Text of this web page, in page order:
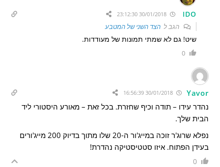
IDO
הגב להצד השני של המטבע
שיט! גם לא שמתי תמונות של מעודדות.
0
Yavor
נהדר עידו – תודה וכיף שחזרת. בכל זאת – מאורע היסטורי ליד
הבית שלך.
נפלא שרוג'ר זוכה במייג'ור ה-20 שלו מתוך בדיוק 200 מייג'ורים
בעידן הפתוח. איזו סטטיסטיקה נהדרת!
0